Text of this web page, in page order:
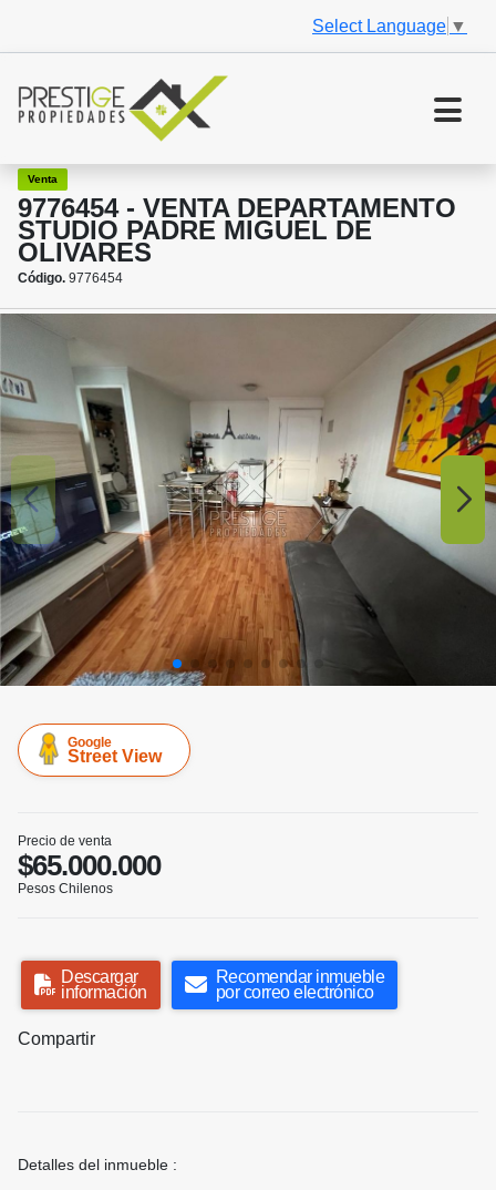
Select Language ▼
Venta
9776454 - VENTA DEPARTAMENTO
STUDIO PADRE MIGUEL DE
OLIVARES
Código. 9776454
Google
Street View
Precio de venta
$65.000.000
Pesos Chilenos
Descargar
información
Recomendar inmueble
por correo electrónico
Compartir
Detalles del inmueble :